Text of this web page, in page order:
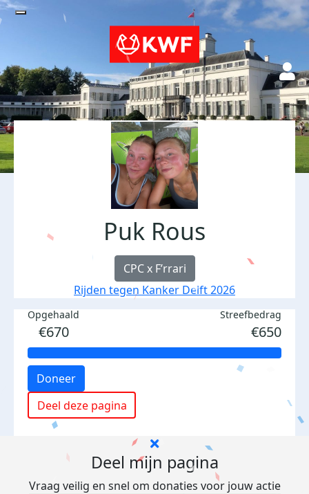
Puk Rous
CPC x F’rrari
Rijden tegen Kanker Delft 2026
Opgehaald
€670
Streefbedrag
€650
Doneer
Deel deze pagina
Deel mijn pagina
Vraag veilig en snel om donaties voor jouw actie